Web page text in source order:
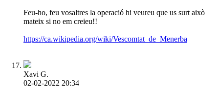
Feu-ho, feu vosaltres la operació hi veureu que us surt això
mateix si no em creieu!!
https://ca.wikipedia.org/wiki/Vescomtat_de_Menerba
Xavi G.
02-02-2022 20:34